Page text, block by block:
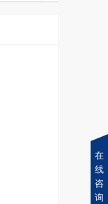
在
线
咨
询